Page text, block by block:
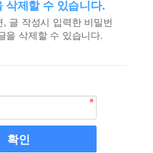
삭제할 수 있습니다.
글 작성시 입력한 비밀번
을 삭제할 수 있습니다.